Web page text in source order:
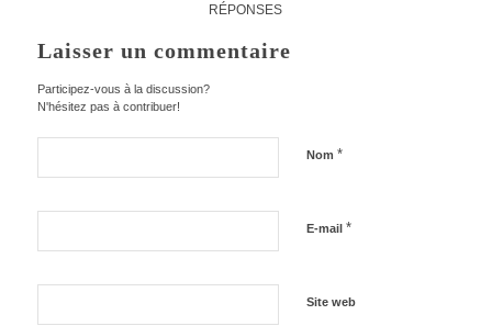
RÉPONSES
Laisser un commentaire
Participez-vous à la discussion?
N'hésitez pas à contribuer!
Nom *
E-mail *
Site web